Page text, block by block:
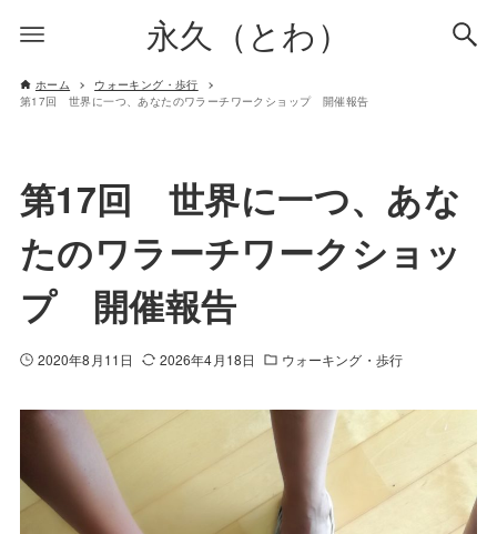
永久（とわ）
ホーム
ウォーキング・歩行
第17回 世界に一つ、あなたのワラーチワークショップ 開催報告
第17回 世界に一つ、あな
たのワラーチワークショッ
プ 開催報告
2020年8月11日 2026年4月18日 ウォーキング・歩行